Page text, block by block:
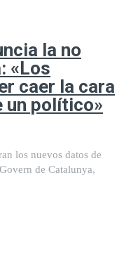
la no
«Los
caer la cara
un político»
los nuevos datos de
de Catalunya,